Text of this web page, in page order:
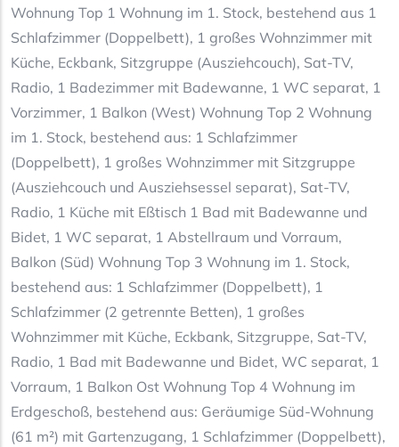
Wohnung Top 1 Wohnung im 1. Stock, bestehend aus 1
Schlafzimmer (Doppelbett), 1 großes Wohnzimmer mit
Küche, Eckbank, Sitzgruppe (Ausziehcouch), Sat-TV,
Radio, 1 Badezimmer mit Badewanne, 1 WC separat, 1
Vorzimmer, 1 Balkon (West) Wohnung Top 2 Wohnung
im 1. Stock, bestehend aus: 1 Schlafzimmer
(Doppelbett), 1 großes Wohnzimmer mit Sitzgruppe
(Ausziehcouch und Ausziehsessel separat), Sat-TV,
Radio, 1 Küche mit Eßtisch 1 Bad mit Badewanne und
Bidet, 1 WC separat, 1 Abstellraum und Vorraum,
Balkon (Süd) Wohnung Top 3 Wohnung im 1. Stock,
bestehend aus: 1 Schlafzimmer (Doppelbett), 1
Schlafzimmer (2 getrennte Betten), 1 großes
Wohnzimmer mit Küche, Eckbank, Sitzgruppe, Sat-TV,
Radio, 1 Bad mit Badewanne und Bidet, WC separat, 1
Vorraum, 1 Balkon Ost Wohnung Top 4 Wohnung im
Erdgeschoß, bestehend aus: Geräumige Süd-Wohnung
(61 m²) mit Gartenzugang, 1 Schlafzimmer (Doppelbett),